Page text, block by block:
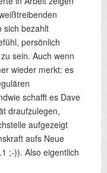
sich bezahlt
persönlich
sein. Auch wenn
wieder merkt: es
schafft es Dave
draufzulegen,
aufgezeigt
aufs Neue
;-)). Also eigentlich